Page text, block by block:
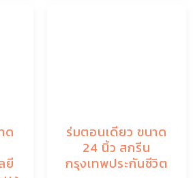
ด
ยี
ร่มตอนเดียว ขนาด
24 นิ้ว สกรีน
กรุงเทพประกันชีวิต